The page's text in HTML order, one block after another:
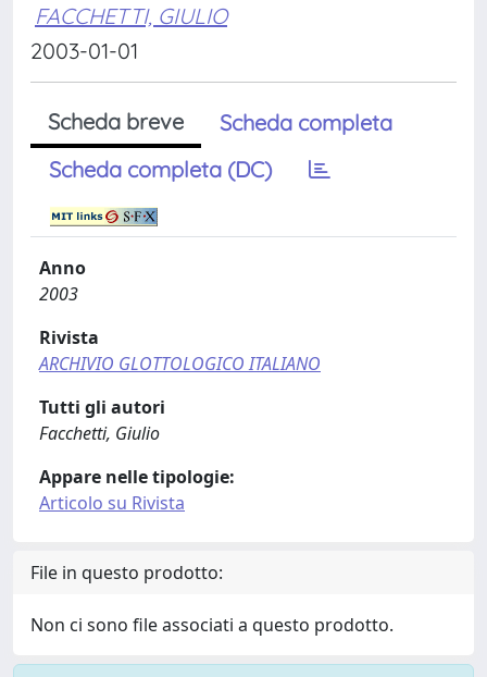
FACCHETTI, GIULIO
2003-01-01
Scheda breve
Scheda completa
Scheda completa (DC)
Anno
2003
Rivista
ARCHIVIO GLOTTOLOGICO ITALIANO
Tutti gli autori
Facchetti, Giulio
Appare nelle tipologie:
Articolo su Rivista
File in questo prodotto:
Non ci sono file associati a questo prodotto.